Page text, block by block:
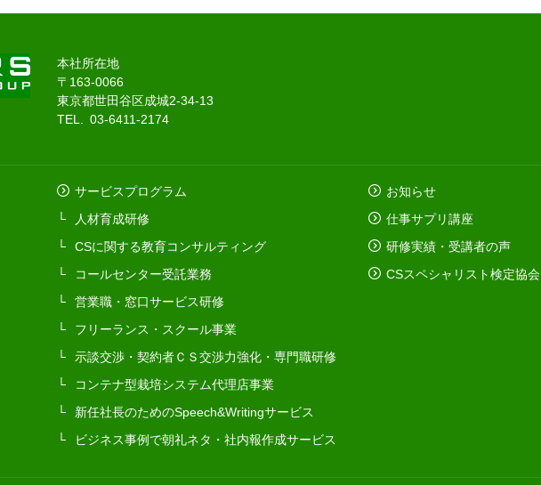
本社所在地
〒163-0066
東京都世田谷区成城2-34-13
TEL. 03-6411-2174
サービスプログラム
人材育成研修
CSに関する教育コンサルティング
コールセンター受託業務
営業職・窓口サービス研修
フリーランス・スクール事業
示談交渉・契約者ＣＳ交渉力強化・専門職研修
コンテナ型栽培システム代理店事業
新任社長のためのSpeech&Writingサービス
ビジネス事例で朝礼ネタ・社内報作成サービス
お知らせ
仕事サプリ講座
研修実績・受講者の声
CSスペシャリスト検定協会